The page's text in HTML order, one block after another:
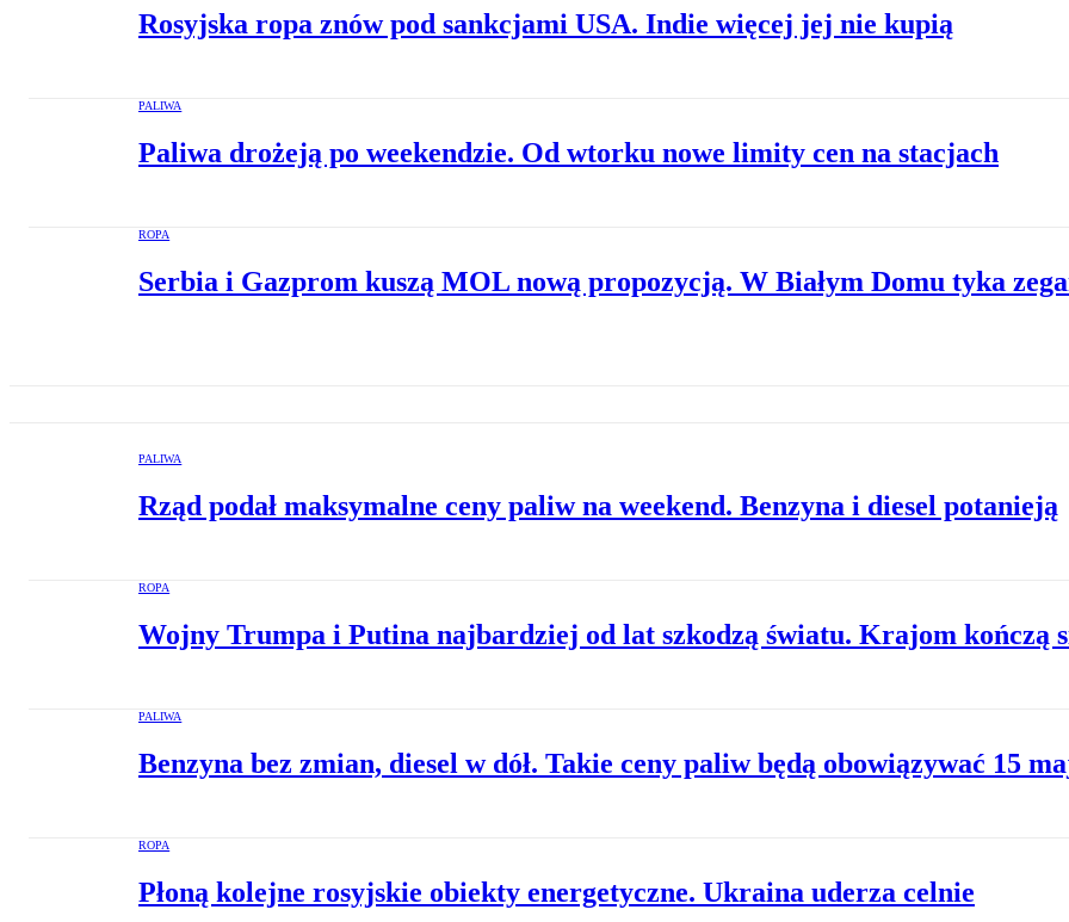
Rosyjska ropa znów pod sankcjami USA. Indie więcej jej nie kupią
PALIWA
Paliwa drożeją po weekendzie. Od wtorku nowe limity cen na stacjach
ROPA
Serbia i Gazprom kuszą MOL nową propozycją. W Białym Domu tyka
PALIWA
Rząd podał maksymalne ceny paliw na weekend. Benzyna i diesel potanieją
ROPA
Wojny Trumpa i Putina najbardziej od lat szkodzą światu. Krajom kończą
PALIWA
Benzyna bez zmian, diesel w dół. Takie ceny paliw będą obowiązywać 15
ROPA
Płoną kolejne rosyjskie obiekty energetyczne. Ukraina uderza celnie